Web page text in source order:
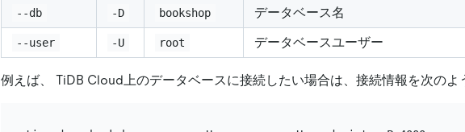
--db -D bookshop データベース名
--user -U root データベースユーザー
例えば、 TiDB Cloud上のデータベースに接続したい場合は、接続情報を次のよ